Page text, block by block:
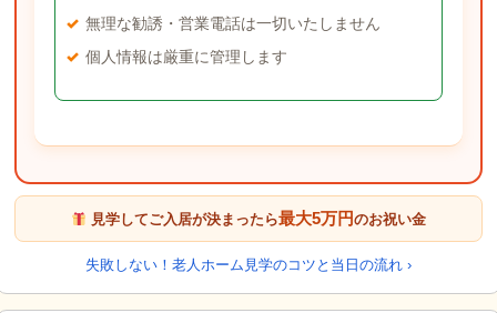
無理な勧誘・営業電話は一切いたしません
個人情報は厳重に管理します
見学してご入居が決まったら最大5万円のお祝い金
失敗しない！老人ホーム見学のコツと当日の流れ ›